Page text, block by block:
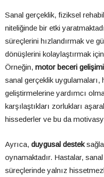
Sanal gerçeklik, fiziksel
niteliğinde bir etki
süreçlerini hızlandırmak ve
dönüşlerini kolaylaştırmak
Örneğin, motor beceri gelişimi
sanal gerçeklik uygulamaları,
geliştirmelerine yardımcı
karşılaştıkları zorlukları
hissederler ve bu da
Ayrıca, duygusal destek
oynamaktadır. Hastalar,
süreçlerinde yalnız